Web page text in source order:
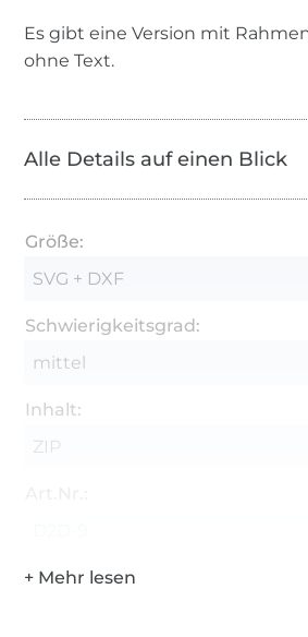
Es gibt eine Version mit
ohne Text.
Alle Details auf einen Blick
Größe:
SVG + DXF
Schwierigkeitsgrad:
mittel
Inhalt:
ZIP